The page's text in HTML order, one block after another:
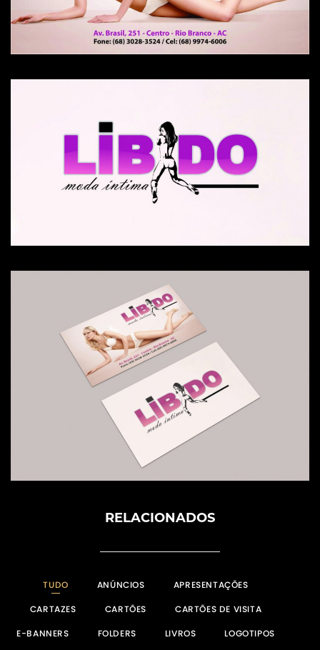
RELACIONADOS
TUDO ANÚNCIOS
APRESENTAÇÕES
CARTAZES
CARTÕES
CARTÕES DE VISITA
E-BANNERS
FOLDERS LIVROS
LOGOTIPOS